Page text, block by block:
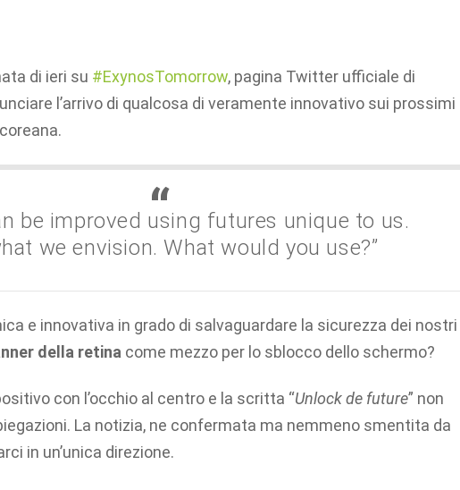
di ieri su #ExynosTomorrow, pagina Twitter ufficiale di
l’arrivo di qualcosa di veramente innovativo sui prossimi
be improved using futures unique to us.
we envision. What would you use?”
e innovativa in grado di salvaguardare la sicurezza dei nostri
della retina come mezzo per lo sblocco dello schermo?
con l’occhio al centro e la scritta “Unlock de future” non
La notizia, ne confermata ma nemmeno smentita da
in un’unica direzione.